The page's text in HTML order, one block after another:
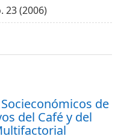
23 (2006)
de
del Café y del